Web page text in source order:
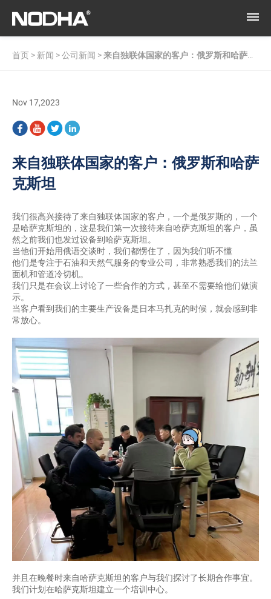
首页 > 新闻 >公司新闻 >来自独联体国家的客户：俄罗斯和哈萨克
Nov 17,2023
来自独联体国家的客户：俄罗斯和哈萨
克斯坦
我们很高兴接待了来自独联体国家的客户，一个是俄罗斯的，一个
是哈萨克斯坦的，这是我们第一次接待来自哈萨克斯坦的客户，虽
然之前我们也发过设备到哈萨克斯坦。
当他们开始用俄语交谈时，我们都愣住了，因为我们听不懂
他们是专注于石油和天然气服务的专业公司，非常熟悉我们的法兰
面机和管道冷切机。
我们只是在会议上讨论了一些合作的方式，甚至不需要给他们做演
示。
当客户看到我们的主要生产设备是日本马扎克的时候，就会感到非
常放心。
并且在晚餐时来自哈萨克斯坦的客户与我们探讨了长期合作事宜。
我们计划在哈萨克斯坦建立一个培训中心。